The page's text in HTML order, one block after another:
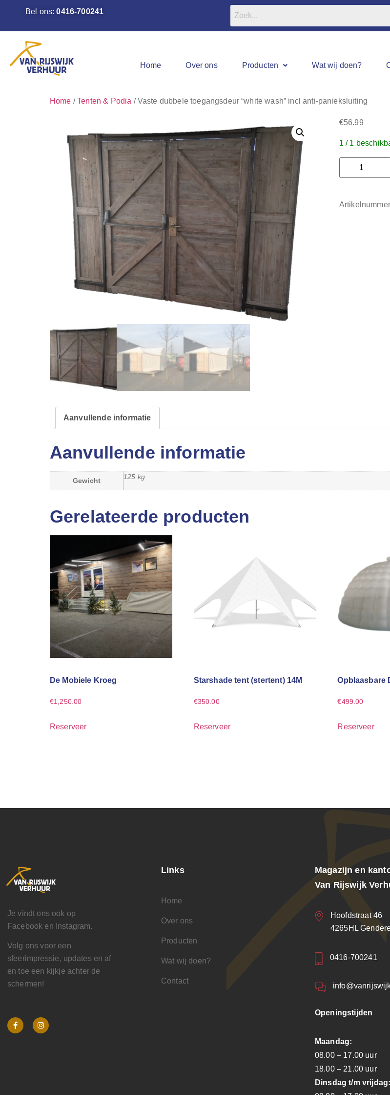
Bel ons:0416-700241
Home Over ons Producten Wat wij doen?
Home /Tenten & Podia / Vaste dubbele toegangsdeur “white wash” incl anti-panieksluiting
€56.99
1 / 1
Aanvullende informatie
Aanvullende informatie
Gewicht 125 kg
Gerelateerde producten
De Mobiele Kroeg
€1,250.00
Reserveer
Starshade tent (stertent) 14M
€350.00
Reserveer
Opblaasbare
€499.00
Reserveer
Je vindt ons ook op
Facebook en Instagram.
Volg ons voor een
sfeerimpressie, updates en af
en toe een kijkje achter de
schermen!
Links
Home
Over ons
Producten
Wat wij doen?
Contact
Magazijn en
Van Rijswijk
Hoofdstraat 46
4265HL
0416-700241
Openingstijden
Maandag:
08.00 – 17.00 uur
18.00 – 21.00 uur
Dinsdag t/m vrijdag: